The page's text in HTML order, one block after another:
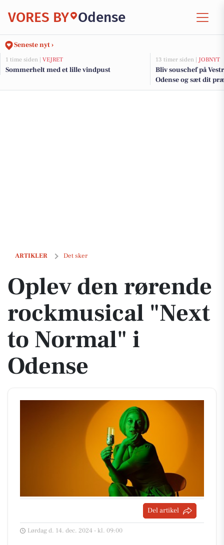
VORES BY Odense
Seneste nyt ›
1 time siden | VEJRET
Sommerhelt med et lille vindpust
13 timer siden | JOBNYT
Bliv souschef på
Odense og sæt dit
ARTIKLER Det sker
Oplev den rørende rockmusical "Next to Normal" i Odense
Oplev den rørende
rockmusical "Next
to Normal" i
Odense
Del artikel
Lørdag d. 14. dec. 2024 - kl. 09:00